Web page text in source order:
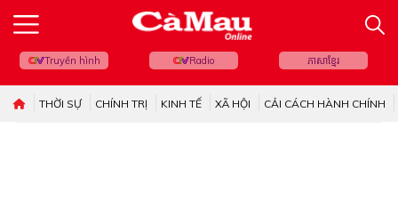
Truyền hình Radio ភាសាខ្មែរ
THỜI SỰ CHÍNH TRỊ KINH TẾ XÃ HỘI CẢI CÁCH HÀNH CHÍNH